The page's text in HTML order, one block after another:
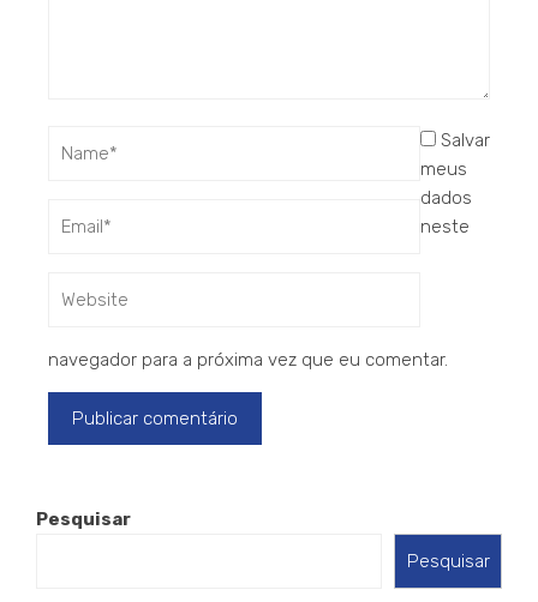
Salvar
meus
dados
neste
navegador para a próxima vez que eu comentar.
Pesquisar
Pesquisar